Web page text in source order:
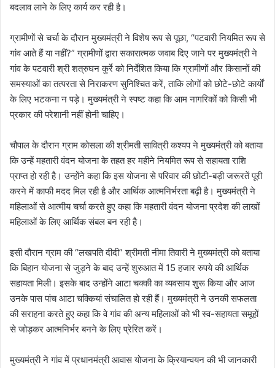
बदलाव लाने के लिए कार्य कर रही है।
ग्रामीणों से चर्चा के दौरान मुख्यमंत्री ने विशेष रूप से पूछा, “पटवारी नियमित रूप से
गांव आते हैं या नहीं?” ग्रामीणों द्वारा सकारात्मक जवाब दिए जाने पर मुख्यमंत्री ने
गांव के पटवारी श्री शत्रुघन कुर्रे को निर्देशित किया कि ग्रामीणों और किसानों की
समस्याओं का तत्परता से निराकरण सुनिश्चित करें, ताकि लोगों को छोटे-छोटे कार्यों
के लिए भटकना न पड़े। मुख्यमंत्री ने स्पष्ट कहा कि आम नागरिकों को किसी भी
प्रकार की परेशानी नहीं होनी चाहिए।
चौपाल के दौरान ग्राम कोसला की श्रीमती सावित्री कश्यप ने मुख्यमंत्री को बताया
कि उन्हें महतारी वंदन योजना के तहत हर महीने नियमित रूप से सहायता राशि
प्राप्त हो रही है। उन्होंने कहा कि इस योजना से परिवार की छोटी-बड़ी जरूरतें पूरी
करने में काफी मदद मिल रही है और आर्थिक आत्मनिर्भरता बढ़ी है। मुख्यमंत्री ने
महिलाओं से आत्मीय चर्चा करते हुए कहा कि महतारी वंदन योजना प्रदेश की लाखों
महिलाओं के लिए आर्थिक संबल बन रही है।
इसी दौरान ग्राम की “लखपति दीदी” श्रीमती नीमा तिवारी ने मुख्यमंत्री को बताया
कि बिहान योजना से जुड़ने के बाद उन्हें शुरुआत में 15 हजार रुपये की आर्थिक
सहायता मिली। इसके बाद उन्होंने आटा चक्की का व्यवसाय शुरू किया और आज
उनके पास पांच आटा चक्कियां संचालित हो रही हैं। मुख्यमंत्री ने उनकी सफलता
की सराहना करते हुए कहा कि वे गांव की अन्य महिलाओं को भी स्व-सहायता समूहों
से जोड़कर आत्मनिर्भर बनने के लिए प्रेरित करें।
मुख्यमंत्री ने गांव में प्रधानमंत्री आवास योजना के क्रियान्वयन की भी जानकारी